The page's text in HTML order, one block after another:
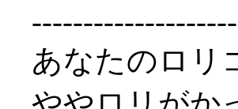
あなたのロリ